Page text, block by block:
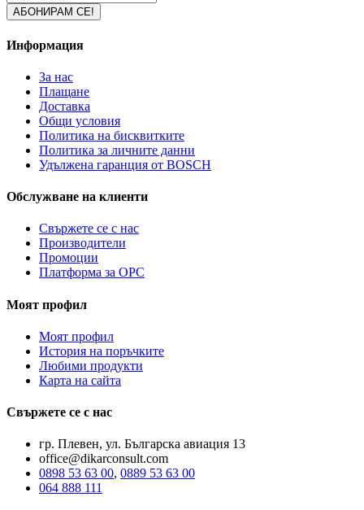
Информация
За нас
Плащане
Доставка
Общи условия
Политика на бисквитките
Политика за личните данни
Удължена гаранция от BOSCH
Обслужване на клиенти
Свържете се с нас
Производители
Промоции
Платформа за ОРС
Моят профил
Моят профил
История на поръчките
Любими продукти
Карта на сайта
Свържете се с нас
гр. Плевен, ул. Българска авиация 13
office@dikarconsult.com
0898 53 63 00, 0889 53 63 00
064 888 111